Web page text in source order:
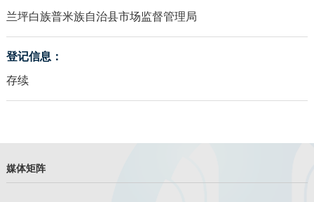
兰坪白族普米族自治县市场监督管理局
登记信息：
存续
媒体矩阵